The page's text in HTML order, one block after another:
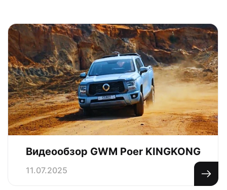
Видеообзор GWM Poer KINGKONG
11.07.2025